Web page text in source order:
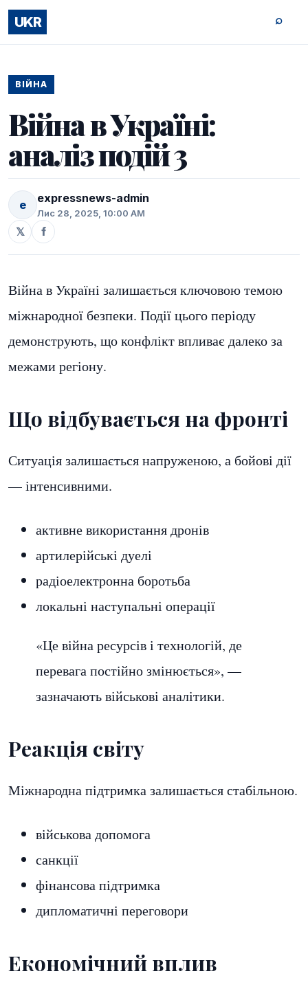
UKR ⌕
ВІЙНА
Війна в Україні:
аналіз подій 3
e expressnews-admin
Лис 28, 2025, 10:00 AM
𝕏 f
Війна в Україні залишається ключовою темою
міжнародної безпеки. Події цього періоду
демонструють, що конфлікт впливає далеко за
межами регіону.
Що відбувається на фронті
Ситуація залишається напруженою, а бойові дії
— інтенсивними.
активне використання дронів
артилерійські дуелі
радіоелектронна боротьба
локальні наступальні операції
«Це війна ресурсів і технологій, де
перевага постійно змінюється», —
зазначають військові аналітики.
Реакція світу
Міжнародна підтримка залишається стабільною.
військова допомога
санкції
фінансова підтримка
дипломатичні переговори
Економічний вплив